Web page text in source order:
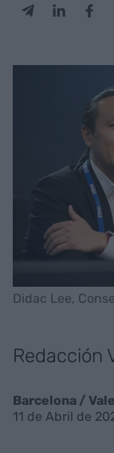
Didac Lee,
Redacción
Barcelona /
11 de Abril de